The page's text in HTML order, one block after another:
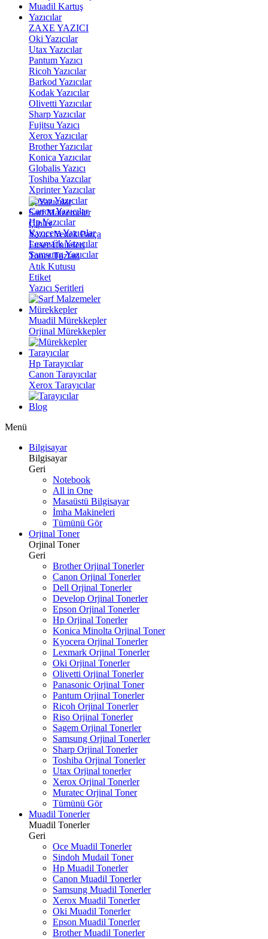
Muadil Kartuş
Yazıcılar
ZAXE YAZICI
Oki Yazıcılar
Utax Yazıcılar
Pantum Yazıcı
Ricoh Yazıcılar
Barkod Yazıcılar
Kodak Yazıcılar
Olivetti Yazıcılar
Sharp Yazıcılar
Fujitsu Yazıcı
Xerox Yazıcılar
Brother Yazıcılar
Konica Yazıcılar
Globalis Yazıcı
Toshiba Yazcılar
Xprinter Yazıcılar
Epson Yazıcılar
Canon Yazıcılar
Hp Yazıcılar
Kyocera Yazıcılar
Lexmark Yazıcılar
Samsung Yazıcılar
Sarf Malzemeler
Çipler
Yazıcı Yedek Parça
Fuser Üniteleri
Toner Tozları
Atık Kutusu
Etiket
Yazıcı Şeritleri
Mürekkepler
Muadil Mürekkepler
Orjinal Mürekkepler
Tarayıcılar
Hp Tarayıcılar
Canon Tarayıcılar
Xerox Tarayıcılar
Blog
Menü
Bilgisayar
Bilgisayar
Geri
Notebook
All in One
Masaüstü Bilgisayar
İmha Makineleri
Tümünü Gör
Orjinal Toner
Orjinal Toner
Geri
Brother Orjinal Tonerler
Canon Orjinal Tonerler
Dell Orjinal Tonerler
Develop Orjinal Tonerler
Epson Orjinal Tonerler
Hp Orjinal Tonerler
Konica Minolta Orjinal Toner
Kyocera Orjinal Tonerler
Lexmark Orjinal Tonerler
Oki Orjinal Tonerler
Olivetti Orjinal Tonerler
Panasonic Orjinal Toner
Pantum Orjinal Tonerler
Ricoh Orjinal Tonerler
Riso Orjinal Tonerler
Sagem Orjinal Tonerler
Samsung Orjinal Tonerler
Sharp Orjinal Tonerler
Toshiba Orjinal Tonerler
Utax Orjinal tonerler
Xerox Orjinal Tonerler
Muratec Orjinal Toner
Tümünü Gör
Muadil Tonerler
Muadil Tonerler
Geri
Oce Muadil Tonerler
Sindoh Mudail Toner
Hp Muadil Tonerler
Canon Muadil Tonerler
Samsung Muadil Tonerler
Xerox Muadil Tonerler
Oki Muadil Tonerler
Epson Muadil Tonerler
Brother Muadil Tonerler